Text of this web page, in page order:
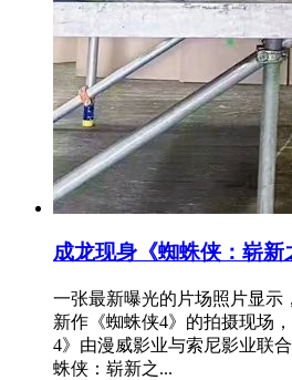
成龙现身《蜘蛛侠：崭
一张最新曝光的片场照片显示
新作《蜘蛛侠4》的拍摄现场
4》由漫威影业与索尼影业联
蛛侠：崭新之...